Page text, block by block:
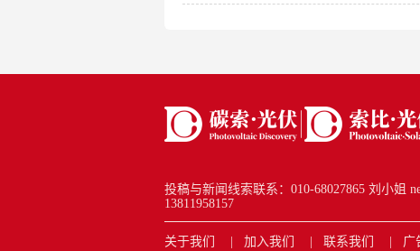
投稿与新闻线索联系：010-68027865 刘小姐
13811958157
关于我们 加入我们 联系我们 广